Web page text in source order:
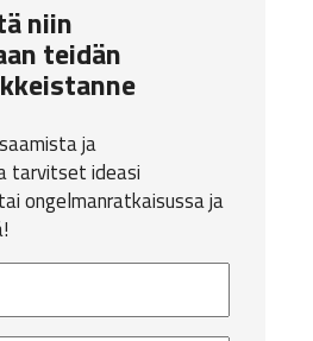
niin
teidän
ja
tarvitset ideasi
ongelmanratkaisussa ja